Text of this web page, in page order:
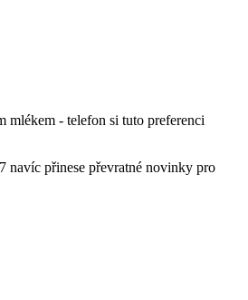
mlékem - telefon si tuto preferenci
navíc přinese převratné novinky pro